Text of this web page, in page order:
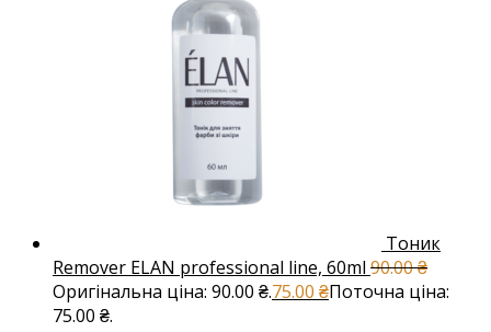
Тоник
Remover ELAN professional line, 60ml 90.00₴
Оригінальна ціна: 90.00 ₴.75.00 ₴Поточна ціна:
75.00 ₴.